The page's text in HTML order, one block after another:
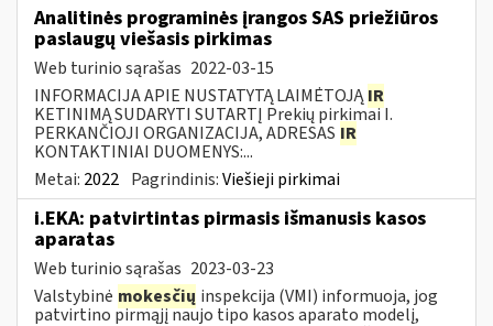
Analitinės programinės įrangos SAS priežiūros
paslaugų viešasis pirkimas
Web turinio sąrašas 2022-03-15
INFORMACIJA APIE NUSTATYTĄ LAIMĖTOJĄIR
KETINIMĄ SUDARYTI SUTARTĮ Prekių pirkimai I.
PERKANČIOJI ORGANIZACIJA, ADRESAS IR
KONTAKTINIAI DUOMENYS:...
Metai: 2022 Pagrindinis:Viešieji pirkimai
i.EKA: patvirtintas pirmasis išmanusis kasos
aparatas
Web turinio sąrašas 2023-03-23
Valstybinė mokesčių inspekcija (VMI) informuoja, jog
patvirtino pirmąjį naujo tipo kasos aparato modelį,